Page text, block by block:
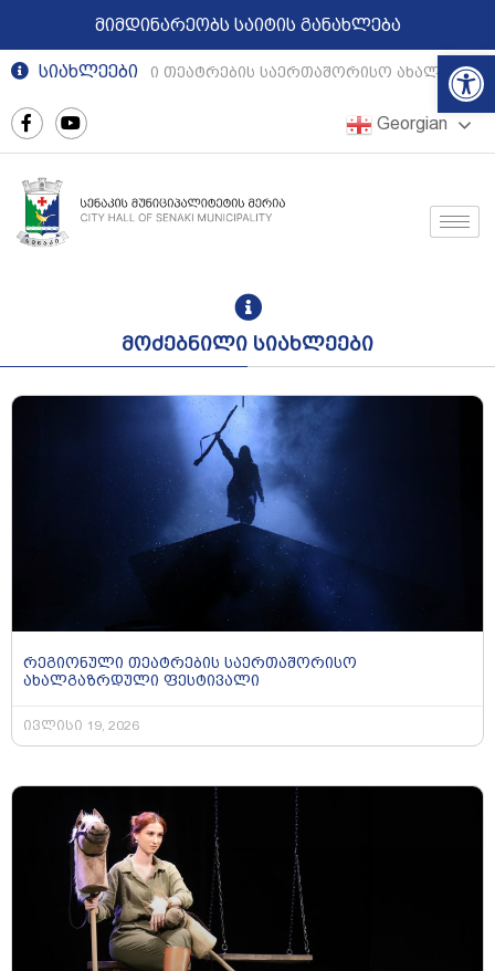
მიმდინარეობს საიტის განახლება
სიახლეები
რეგიონული თეატრების საერთაშორისო
Georgian
მოძებნილი სიახლეები
რეგიონული თეატრების საერთაშორისო
ახალგაზრდული ფესტივალი
ივლისი 19, 2026